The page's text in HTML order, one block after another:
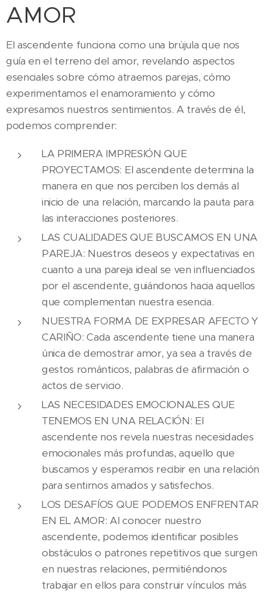
AMOR
El ascendente funciona como una brújula que nos
guía en el terreno del amor, revelando aspectos
esenciales sobre cómo atraemos parejas, cómo
experimentamos el enamoramiento y cómo
expresamos nuestros sentimientos. A través de él,
podemos comprender:
LA PRIMERA IMPRESIÓN QUE
PROYECTAMOS: El ascendente determina la
manera en que nos perciben los demás al
inicio de una relación, marcando la pauta para
las interacciones posteriores.
LAS CUALIDADES QUE BUSCAMOS EN UNA
PAREJA: Nuestros deseos y expectativas en
cuanto a una pareja ideal se ven influenciados
por el ascendente, guiándonos hacia aquellos
que complementan nuestra esencia.
NUESTRA FORMA DE EXPRESAR AFECTO Y
CARIÑO: Cada ascendente tiene una manera
única de demostrar amor, ya sea a través de
gestos románticos, palabras de afirmación o
actos de servicio.
LAS NECESIDADES EMOCIONALES QUE
TENEMOS EN UNA RELACIÓN: El
ascendente nos revela nuestras necesidades
emocionales más profundas, aquello que
buscamos y esperamos recibir en una relación
para sentirnos amados y satisfechos.
LOS DESAFÍOS QUE PODEMOS ENFRENTAR
EN EL AMOR: Al conocer nuestro
ascendente, podemos identificar posibles
obstáculos o patrones repetitivos que surgen
en nuestras relaciones, permitiéndonos
trabajar en ellos para construir vínculos más